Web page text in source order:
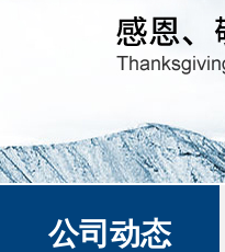
公司动态